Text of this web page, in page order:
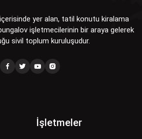
içerisinde yer alan, tatil konutu kiralama
işletmecilerinin bir araya gelerek
sivil toplum kuruluşudur.
İşletmeler